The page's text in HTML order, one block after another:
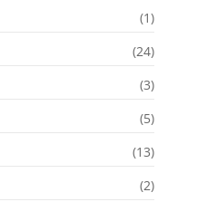
(1)
(24)
(3)
(5)
(13)
(2)